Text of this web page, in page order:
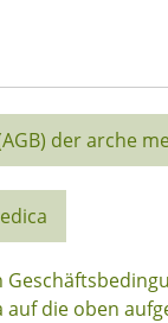
der arche
die oben